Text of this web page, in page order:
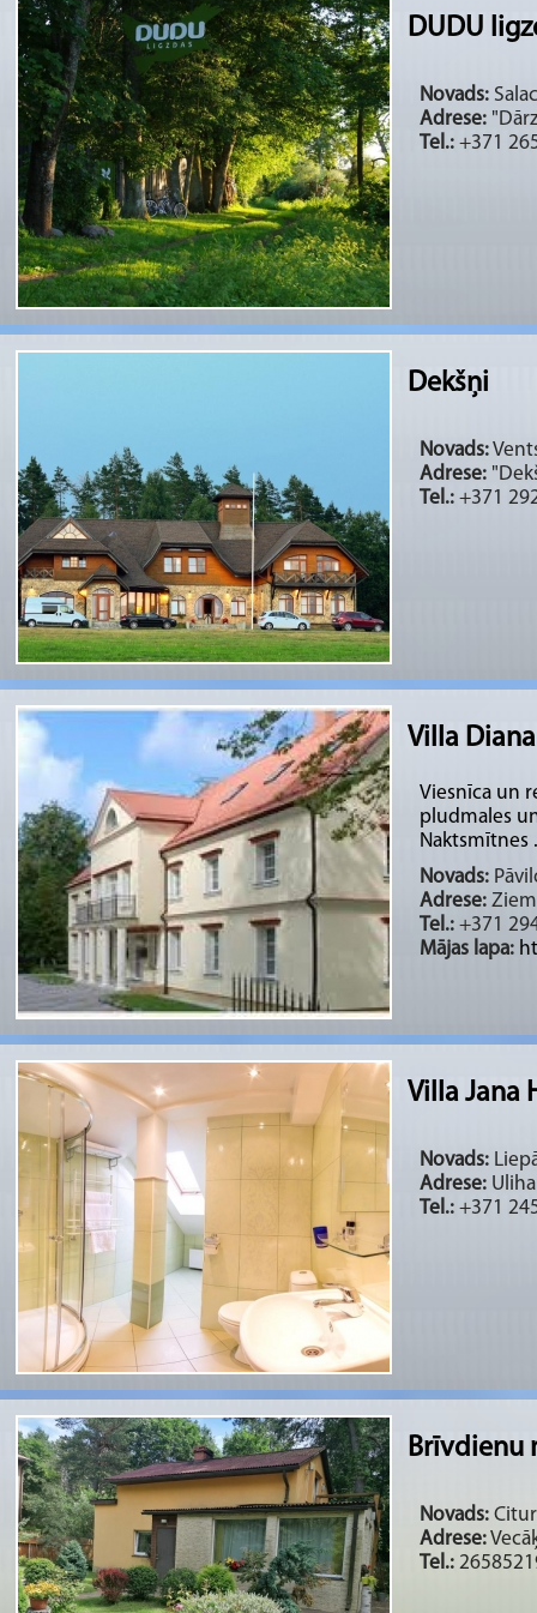
DUDU
Novads:
Adrese:
Tel.: +371
Dekšņi
Novads:
Adrese:
Tel.: +371
Villa Diana
Viesnīca un
pludmales
Naktsmītnes
Novads:
Adrese:
Tel.: +371
Mājas lapa:
Villa Jana
Novads:
Adrese:
Tel.: +371
Brīvdienu
Novads: Citur
Adrese:
Tel.: